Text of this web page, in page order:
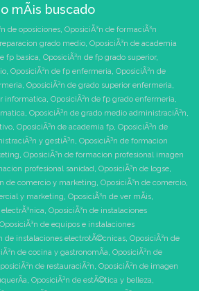
mÃ¡s buscado
de oposiciones, OposiciÃ³n de formaciÃ³n
grado medio, OposiciÃ³n de academia
fp basica, OposiciÃ³n de fp grado superior,
, OposiciÃ³n de fp enfermeria, OposiciÃ³n de
, OposiciÃ³n de grado superior enfermeria,
informatica, OposiciÃ³n de fp grado enfermeria,
, OposiciÃ³n de grado medio administraciÃ³n,
, OposiciÃ³n de academia fp, OposiciÃ³n de
y gestiÃ³n, OposiciÃ³n de formacion
, OposiciÃ³n de formacion profesional imagen
profesional sanidad, OposiciÃ³n de logse,
de comercio y marketing, OposiciÃ³n de comercio,
y marketing, OposiciÃ³n de ver mÃ¡s,
, OposiciÃ³n de instalaciones
OposiciÃ³n de equipos e instalaciones
de instalaciones electrotÃ©cnicas, OposiciÃ³n de
de cocina y gastronomÃ­a, OposiciÃ³n de
de restauraciÃ³n, OposiciÃ³n de imagen
, OposiciÃ³n de estÃ©tica y belleza,